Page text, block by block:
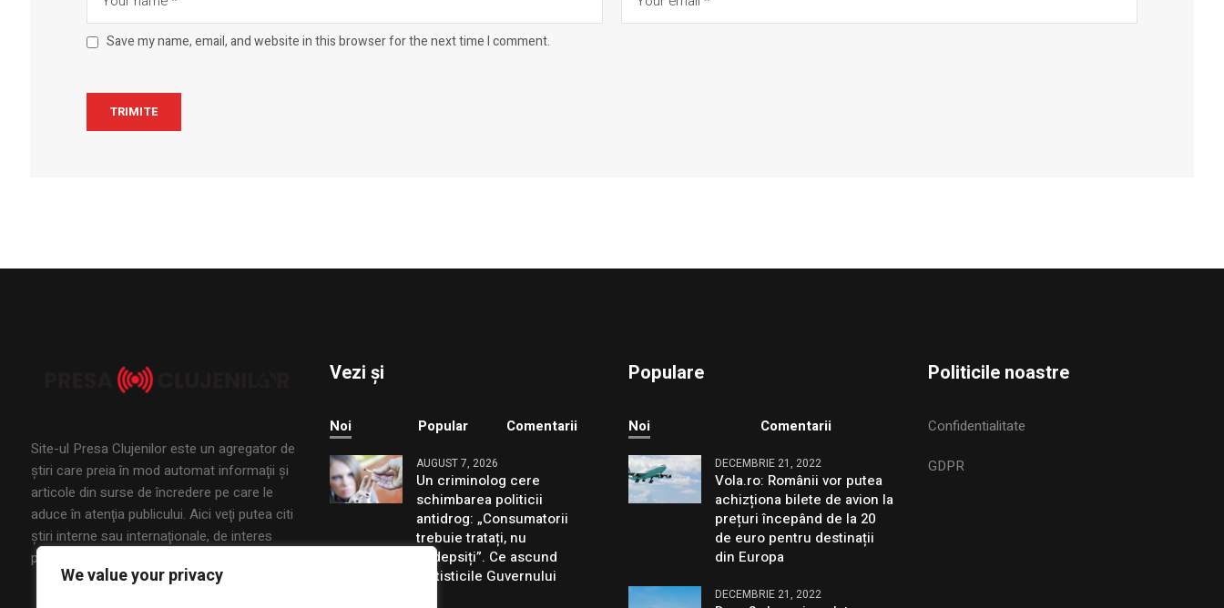
We value your privacy
Save my name, email, and website in this browser for the next time I comment.
Site-ul Presa Clujenilor este un agregator de
ştiri care preia în mod automat informaţii şi
articole din surse de încredere pe care le
aduce în atenţia publicului. Aici veţi putea citi
ştiri interne sau internaţionale, de interes
public, din mai multe domenii.
Vezi și
Noi Popular Comentarii
AUGUST 7, 2026
Un criminolog cere
schimbarea politicii
antidrog: „Consumatorii
trebuie tratați, nu
pedepsiți”. Ce ascund
statisticile Guvernului
Populare
Noi Comentarii
DECEMBRIE 21, 2022
Vola.ro: Românii vor putea
achizționa bilete de avion la
prețuri începând de la 20
de euro pentru destinații
din Europa
DECEMBRIE 21, 2022
Politicile noastre
Confidentialitate
GDPR